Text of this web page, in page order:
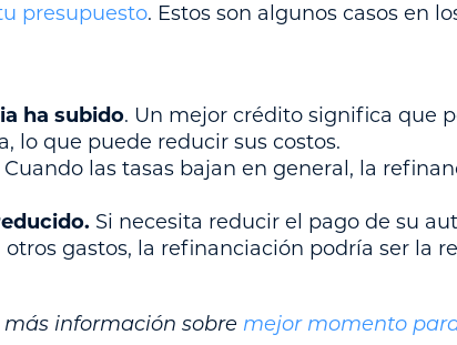
presupuesto. Estos son algunos casos en
ha subido. Un mejor crédito significa que
lo que puede reducir sus costos.
Cuando las tasas bajan en general, la
Si necesita reducir el pago de su
gastos, la refinanciación podría ser la
información sobre mejor momento